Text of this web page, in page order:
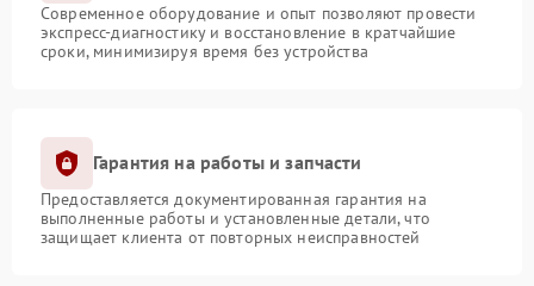
Современное оборудование и опыт позволяют провести
экспресс-диагностику и восстановление в кратчайшие
сроки, минимизируя время без устройства
Гарантия на работы и запчасти
Предоставляется документированная гарантия на
выполненные работы и установленные детали, что
защищает клиента от повторных неисправностей